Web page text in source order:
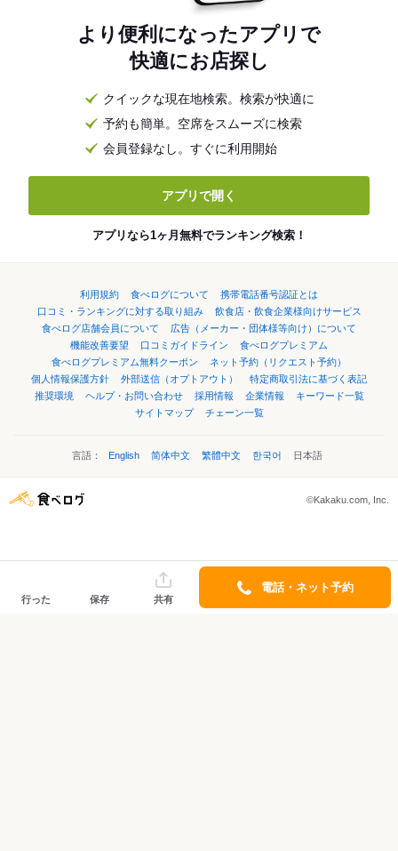
より便利になったアプリで
快適にお店探し
クイックな現在地検索。検索が快適に
予約も簡単。空席をスムーズに検索
会員登録なし。すぐに利用開始
アプリで開く
アプリなら1ヶ月無料でランキング検索！
利用規約 食べログについて
携帯電話番号認証とは
口コミ・ランキングに対する取り組み
飲食店・飲食企業様向けサービス
食べログ店舗会員について
広告（メーカー・団体様等向け）について
機能改善要望
口コミガイドライン
食べログプレミアム
食べログプレミアム無料クーポン
ネット予約（リクエスト予約）
個人情報保護方針
外部送信（オプトアウト）
特定商取引法に基づく表記
推奨環境
ヘルプ・お問い合わせ 採用情報 企業情報
キーワード一覧
サイトマップ
チェーン一覧
言語： English 简体中文 繁體中文 한국어 日本語
©Kakaku.com, Inc.
行った 保存 共有
電話・ネット予約